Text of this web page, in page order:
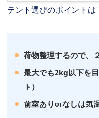
テント選びのポイントは
荷物整理するので、
最大でも2kg以下を
ト）
前室ありorなしは気